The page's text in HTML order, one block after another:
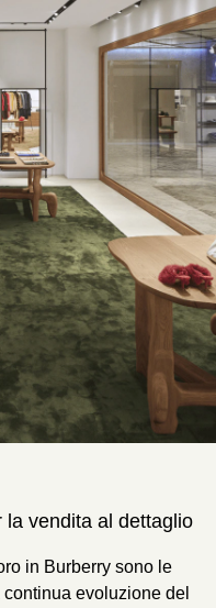
la vendita al dettaglio
in Burberry sono le
evoluzione del